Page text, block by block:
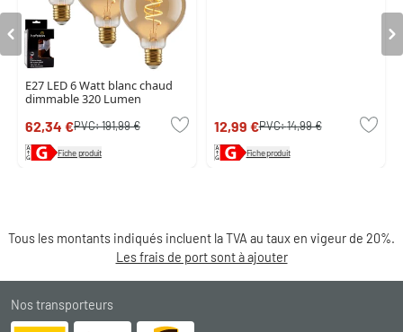
E27 LED 6 Watt blanc chaud
dimmable 320 Lumen
62,34 €PVC:191,99 €
Fiche produit
12,99 €PVC:14,99 €
Fiche produit
Tous les montants indiqués incluent la TVA au taux en vigeur de 20%.
Les frais de port sont à ajouter
Nos transporteurs